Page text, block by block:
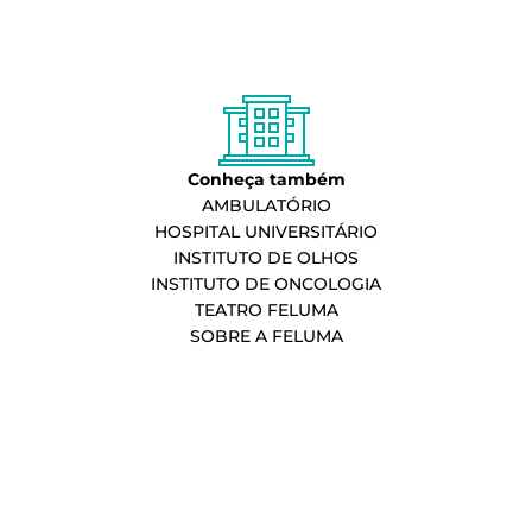
Conheça também
AMBULATÓRIO
HOSPITAL UNIVERSITÁRIO
INSTITUTO DE OLHOS
INSTITUTO DE ONCOLOGIA
TEATRO FELUMA
SOBRE A FELUMA